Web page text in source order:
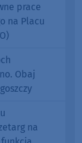
prace
na Placu
Obaj
na